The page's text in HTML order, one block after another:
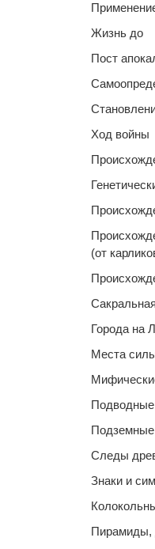
Жизнь до
Пост
Ход войны
(от
Города на
Места
Подводные
Подземные
Следы
Знаки и
Пирамиды,